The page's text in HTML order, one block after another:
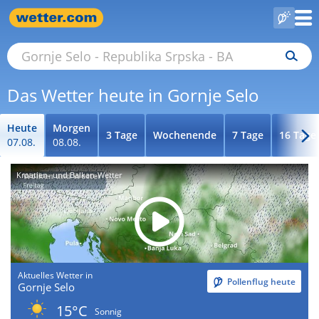
Das Wetter heute in Gornje Selo
Heute
07.08.
Morgen
08.08.
3 Tage Wochenende 7 Tage 16 Tage
Kroatien- und Balkan-Wetter
Aktuelles Wetter in
Gornje Selo Pollenflug heute
15°C
Sonnig